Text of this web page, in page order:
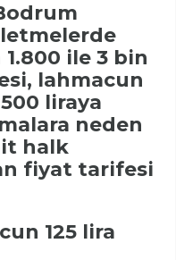
ile 3 bin
lahmacun
liraya
neden
halk
fiyat tarifesi
125 lira